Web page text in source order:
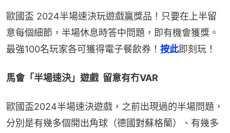
歐國盃 2024半場速決玩遊戲贏獎品！只要在上半留
意每個細節，半場休息時答中問題，即有機會獲獎。
最強100名玩家各可獲得電子餐飲券！ 按此即刻玩！
馬會「半場速決」遊戲  留意有冇VAR
歐國盃2024半場速決遊戲，之前出現過的半場問題，
分別是有幾多個開出角球（德國對蘇格蘭）、有幾多